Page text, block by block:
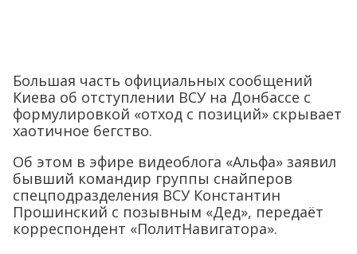
Большая часть официальных сообщений
Киева об отступлении ВСУ на Донбассе с
формулировкой «отход с позиций» скрывает
хаотичное бегство.
Об этом в эфире видеоблога «Альфа» заявил
бывший командир группы снайперов
спецподразделения ВСУ Константин
Прошинский с позывным «Дед», передаёт
корреспондент «ПолитНавигатора».